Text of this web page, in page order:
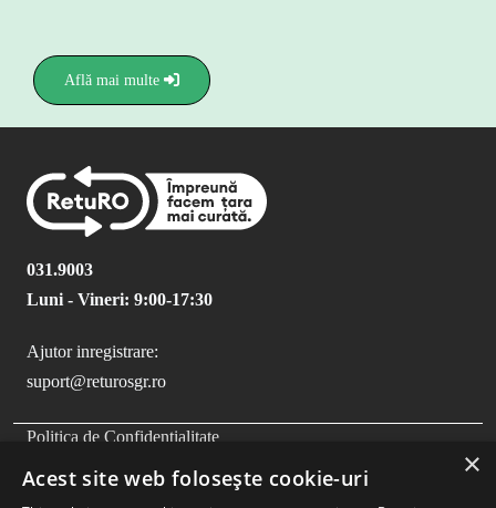
Află mai multe
031.9003
Ajutor inregistrare:
Politica Cookies
×
Acest site web folosește cookie-uri